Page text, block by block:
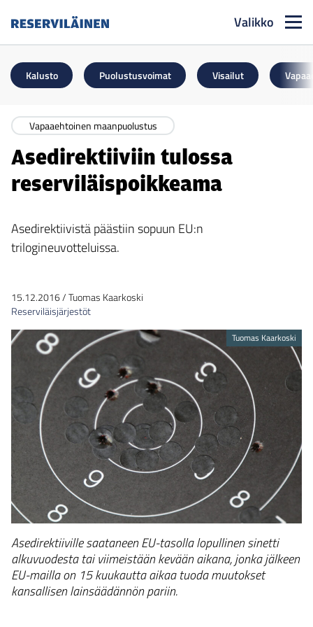
Valikko
Kalusto Puolustusvoimat Visailut
Vapaaehtoinen maanpuolustus
Asedirektiiviin tulossa
reserviläispoikkeama
Asedirektiivistä päästiin sopuun EU:n
trilogineuvotteluissa.
15.12.2016/Tuomas Kaarkoski
Reserviläisjärjestöt
Tuomas Kaarkoski
Asedirektiiville saataneen EU-tasolla lopullinen sinetti
alkuvuodesta tai viimeistään kevään aikana, jonka jälkeen
EU-mailla on 15 kuukautta aikaa tuoda muutokset
kansallisen lainsäädännön pariin.